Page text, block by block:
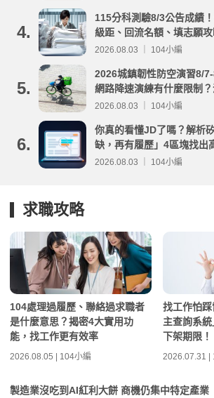
4.
115分科測驗8/3公告成績
級距、回流名額、填志願
分析
2026.08.03 ｜ 104小編
5.
2026城鎮韌性防空演習8/
網路降速演練有什麼限制
事項整理
2026.08.03 ｜ 104小編
6.
你真的看懂JD了嗎？解析
缺，再有履歷」4區塊找出
2026.08.03 ｜ 104小編
求職攻略
104處理過履歷、聯絡過求職者
是什麼意思？揭密4大實用功
能，找工作更有效率
2026.08.05 | 104小編
找工作怕
主查詢系
下架期限！
2026.07.31 |
製造業沒吃到AI紅利大餅 商機仍集中特定產業